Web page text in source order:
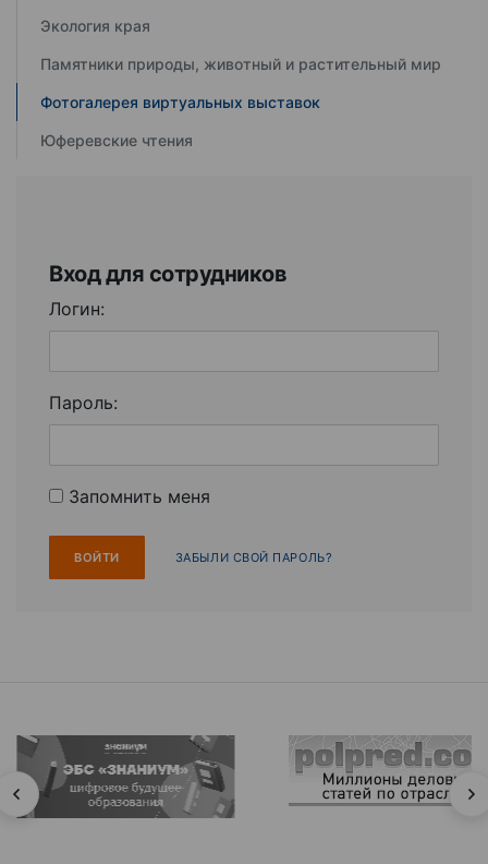
Экология края
Памятники природы, животный и растительный мир
Фотогалерея виртуальных выставок
Юферевские чтения
Вход для сотрудников
Логин:
Пароль:
Запомнить меня
ЗАБЫЛИ СВОЙ ПАРОЛЬ?